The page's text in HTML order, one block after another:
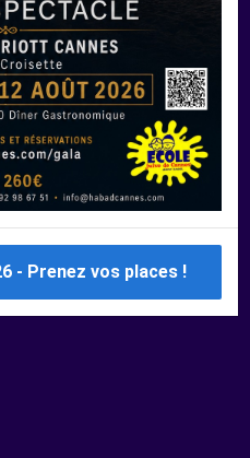
Mercredi 12 Août 2026 - Prenez vos places !